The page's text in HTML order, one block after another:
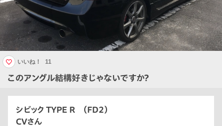
このアングル結構好きじゃないですか？
いいね！ 11
シビック TYPE R （FD2）
CVさん